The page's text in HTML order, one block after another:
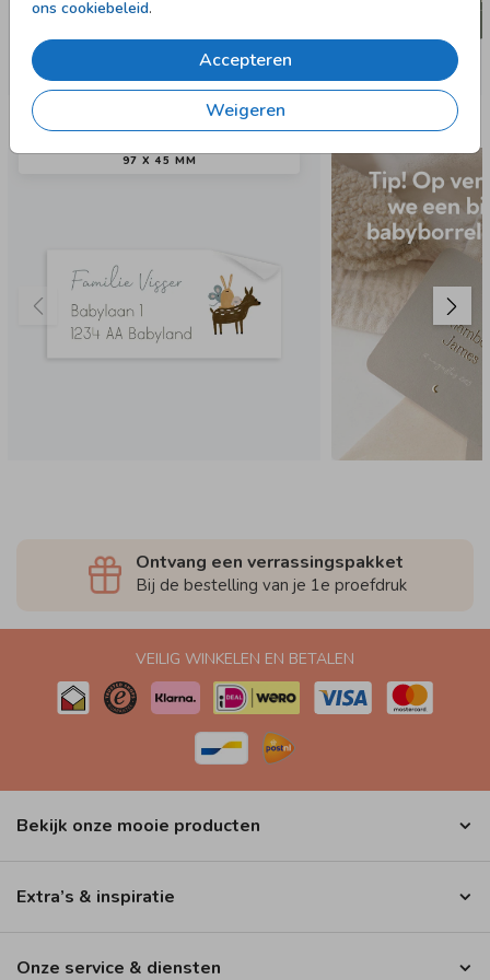
ons cookiebeleid.
Accepteren
Weigeren
Nog meer in deze stijl
97 X 45 MM
Ontvang een verrassingspakket
Bij de bestelling van je 1e proefdruk
VEILIG WINKELEN EN BETALEN
Bekijk onze mooie producten
Extra’s & inspiratie
Onze service & diensten